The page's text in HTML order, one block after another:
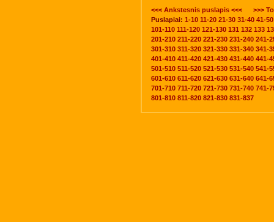
<<< Ankstesnis puslapis <<<
>>>
Puslapiai: 1-10 11-20 21-30 31-40 41-50
101-110 111-120 121-130 131 132 133
201-210 211-220 221-230 231-240 241-
301-310 311-320 321-330 331-340 341-
401-410 411-420 421-430 431-440 441-
501-510 511-520 521-530 531-540 541-
601-610 611-620 621-630 631-640 641-
701-710 711-720 721-730 731-740 741-
801-810 811-820 821-830 831-837